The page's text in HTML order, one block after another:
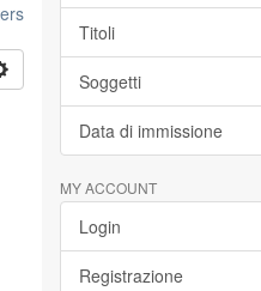
Titoli
Soggetti
Data di immissione
MY ACCOUNT
Login
Registrazione